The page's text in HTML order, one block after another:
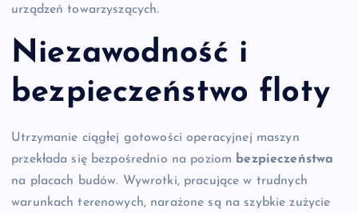
urządzeń towarzyszących.
Niezawodność i
bezpieczeństwo floty
Utrzymanie ciągłej gotowości operacyjnej maszyn
przekłada się bezpośrednio na poziom bezpieczeństwa
na placach budów. Wywrotki, pracujące w trudnych
warunkach terenowych, narażone są na szybkie zużycie